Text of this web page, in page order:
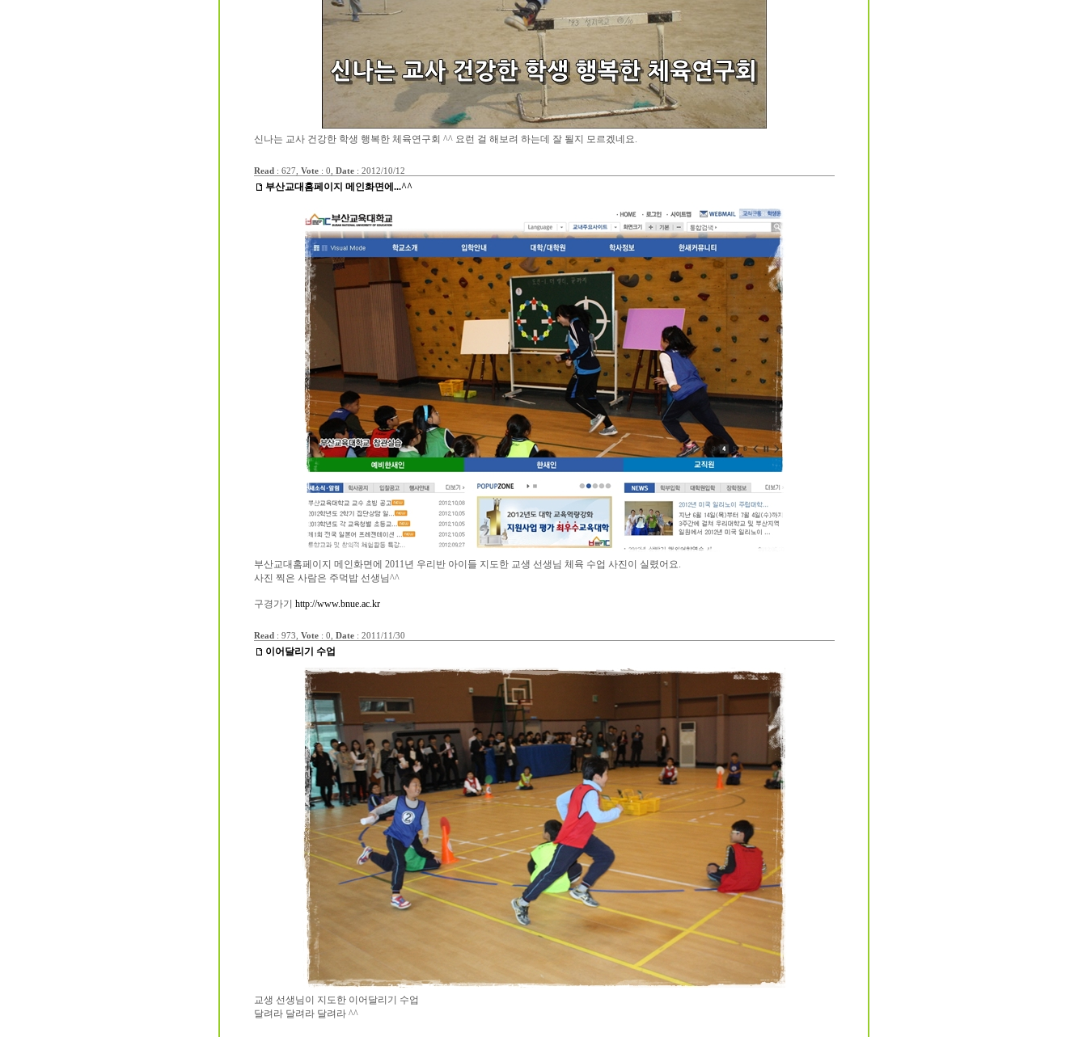
신나는 교사 건강한 학생 행복한 체육연구회 ^^ 요런 걸 해보려 하는데 잘 될지 모르겠네요.
Read : 627, Vote: 0, Date: 2012/10/12
부산교대홈페이지 메인화면에...^^
부산교대홈페이지 메인화면에 2011년 우리반 아이들 지도한 교생 선생님 체육 수업 사진이 실렸어요.
사진 찍은 사람은 주먹밥 선생님^^
구경가기 http://www.bnue.ac.kr
Read : 973, Vote: 0, Date: 2011/11/30
이어달리기 수업
교생 선생님이 지도한 이어달리기 수업
달려라 달려라 달려라 ^^